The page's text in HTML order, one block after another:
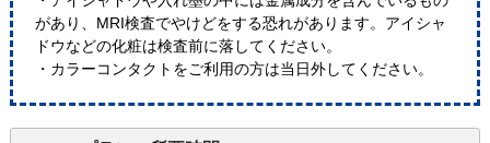
があり、MRI検査でやけどをする恐れがあります。アイシャ
ドウなどの化粧は検査前に落してください。
・カラーコンタクトをご利用の方は当日外してください。